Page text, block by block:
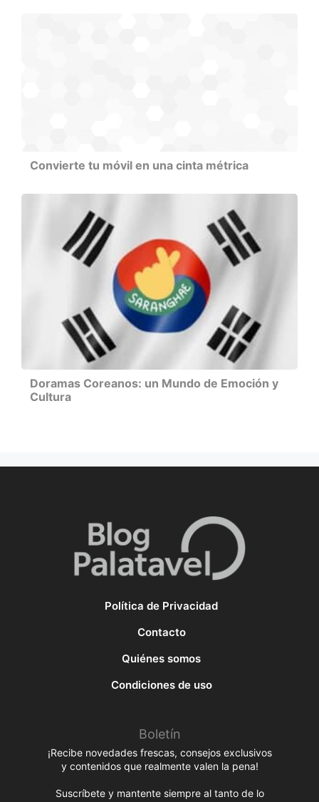
Convierte tu móvil en una cinta métrica
Doramas Coreanos: un Mundo de Emoción y
Cultura
Política de Privacidad
Contacto
Quiénes somos
Condiciones de uso
Boletín
¡Recibe novedades frescas, consejos exclusivos
y contenidos que realmente valen la pena!
Suscríbete y mantente siempre al tanto de lo